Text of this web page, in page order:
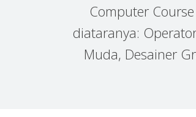
Computer
diataranya:
Muda, Desainer